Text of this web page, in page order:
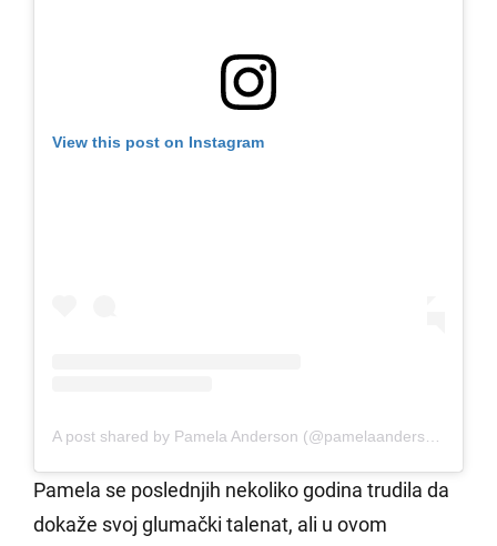
View this post on Instagram
Pamela se poslednjih nekoliko godina trudila da
dokaže svoj glumački talenat, ali u ovom